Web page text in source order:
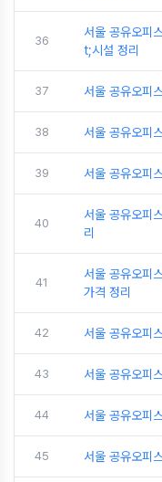
36
서울 공유오피
t;시설 정리
37 서울 공유오피
38 서울 공유오피
39 서울 공유오피
40
서울 공유오피
리
41
서울 공유오피
가격 정리
42 서울 공유오피
43 서울 공유오피
44 서울 공유오피
45 서울 공유오피